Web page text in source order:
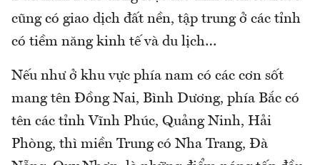
cũng có giao dịch đất nền, tập trung ở các tỉnh
có tiềm năng kinh tế và du lịch…
Nếu như ở khu vực phía nam có các cơn sốt
mang tên Đồng Nai, Bình Dương, phía Bắc có
tên các tỉnh Vĩnh Phúc, Quảng Ninh, Hải
Phòng, thì miền Trung có Nha Trang, Đà